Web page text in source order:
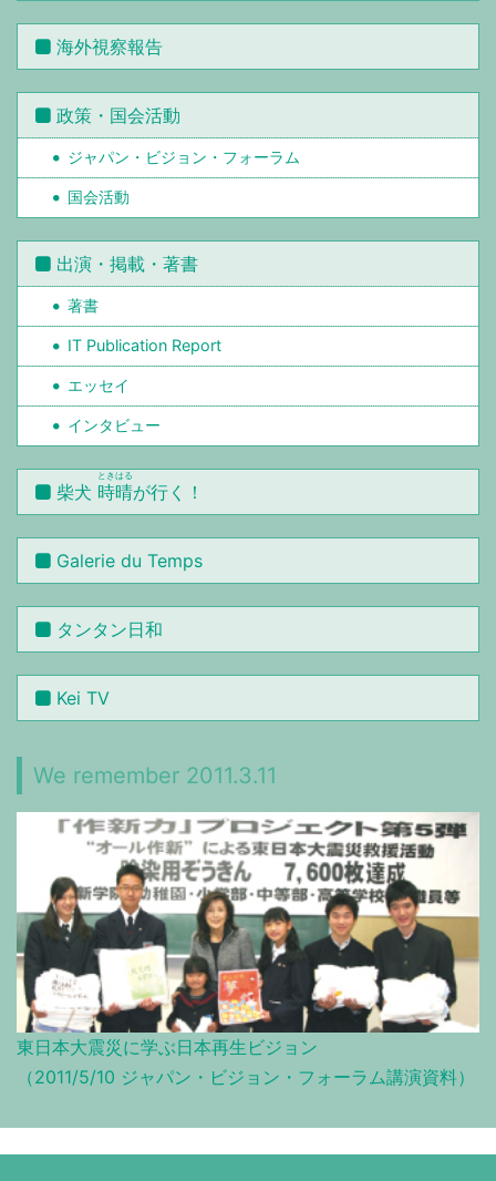
海外視察報告
政策・国会活動
ジャパン・ビジョン・フォーラム
国会活動
出演・掲載・著書
著書
IT Publication Report
エッセイ
インタビュー
柴犬 時晴
ときはる
が行く！
Galerie du Temps
タンタン日和
Kei TV
We remember 2011.3.11
東日本大震災に学ぶ日本再生ビジョン
（2011/5/10 ジャパン・ビジョン・フォーラム講演資料）